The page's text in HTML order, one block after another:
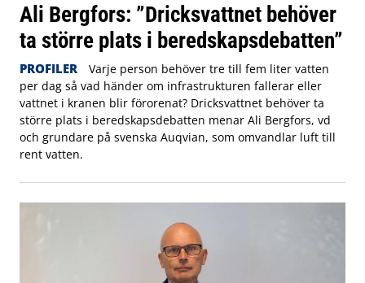
Ali Bergfors: ”Dricksvattnet behöver
ta större plats i beredskapsdebatten”
PROFILER
Varje person behöver tre till fem liter vatten
per dag så vad händer om infrastrukturen fallerar eller
vattnet i kranen blir förorenat? Dricksvattnet behöver ta
större plats i beredskapsdebatten menar Ali Bergfors, vd
och grundare på svenska Auqvian, som omvandlar luft till
rent vatten.